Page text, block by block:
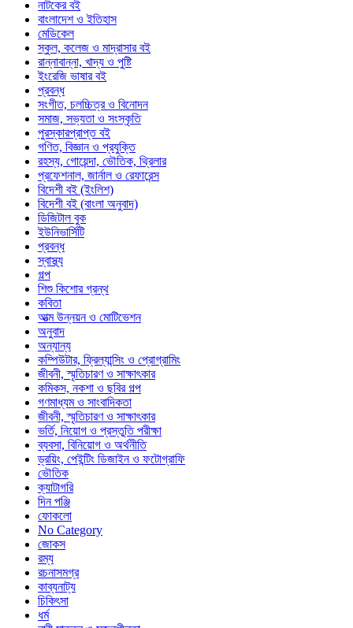
নাটকের বই
বাংলাদেশ ও ইতিহাস
মেডিকেল
স্কুল, কলেজ ও মাদ্রাসার বই
রান্নাবান্না, খাদ্য ও পুষ্টি
ইংরেজি ভাষার বই
প্রবন্ধ
সংগীত, চলচ্চিত্র ও বিনোদন
সমাজ, সভ্যতা ও সংস্কৃতি
পুরস্কারপ্রাপ্ত বই
গণিত, বিজ্ঞান ও প্রযুক্তি
রহস্য, গোয়েন্দা, ভৌতিক, থ্রিলার
প্রফেশনাল, জার্নাল ও রেফারেন্স
বিদেশী বই (ইংলিশ)
বিদেশী বই (বাংলা অনুবাদ)
ডিজিটাল বুক
ইউনিভার্সিটি
প্রবন্ধ
স্বাস্থ্য
গল্প
শিশু কিশোর গ্রন্থ
কবিতা
আত্ম উন্নয়ন ও মোটিভেশন
অনুবাদ
অন্যান্য
কম্পিউটার, ফ্রিল্যান্সিং ও প্রোগ্রামিং
জীবনী, স্মৃতিচারণ ও সাক্ষাৎকার
কমিকস, নকশা ও ছবির গল্প
গণমাধ্যম ও সাংবাদিকতা
জীবনী, স্মৃতিচারণ ও সাক্ষাৎকার
ভর্তি, নিয়োগ ও প্রস্তুতি পরীক্ষা
ব্যবসা, বিনিয়োগ ও অর্থনীতি
ড্রয়িং, পেইন্টিং ডিজাইন ও ফটোগ্রাফি
ভৌতিক
ক্যাটাগরি
দিন পঞ্জি
ফোকলো
No Category
জোকস
রম্য
রচনাসমগ্র
কাব্যনাট্য
চিকিৎসা
ধর্ম